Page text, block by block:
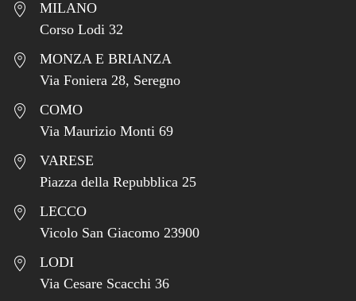
MILANO
Corso Lodi 32
MONZA E BRIANZA
Via Foniera 28, Seregno
COMO
Via Maurizio Monti 69
VARESE
Piazza della Repubblica 25
LECCO
Vicolo San Giacomo 23900
LODI
Via Cesare Scacchi 36